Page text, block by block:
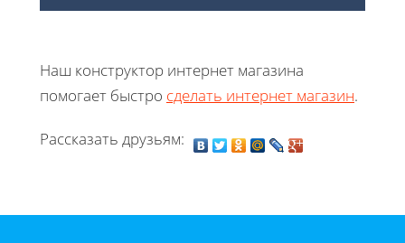
Наш конструктор интернет магазина
помогает быстро сделать интернет магазин.
Рассказать друзьям: